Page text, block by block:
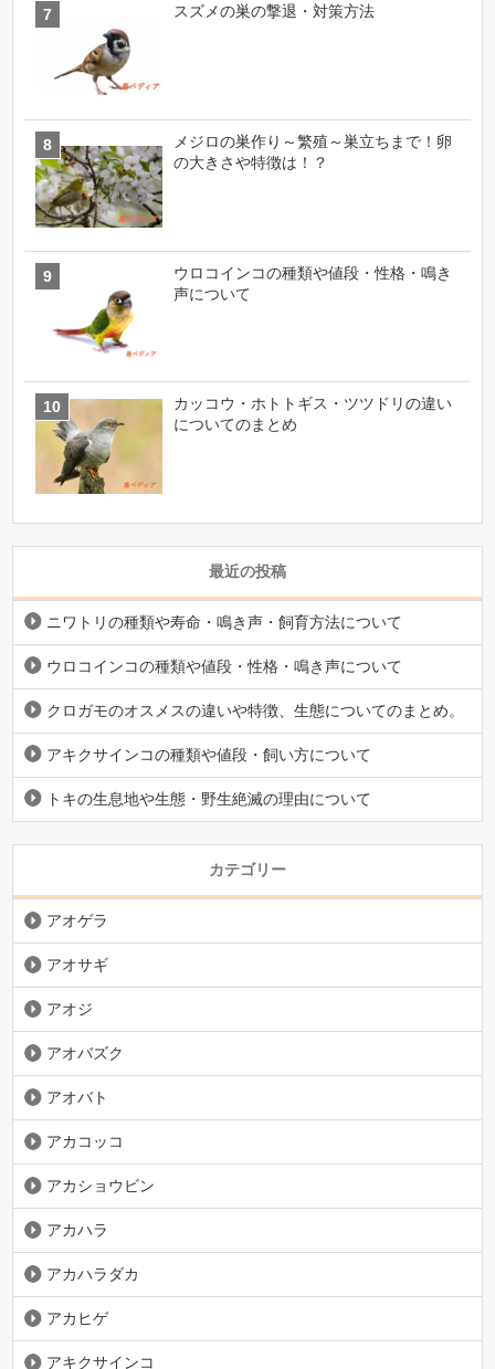
スズメの巣の撃退・対策方法
メジロの巣作り～繁殖～巣立ちまで！卵
の大きさや特徴は！？
ウロコインコの種類や値段・性格・鳴き
声について
カッコウ・ホトトギス・ツツドリの違い
についてのまとめ
最近の投稿
ニワトリの種類や寿命・鳴き声・飼育方法について
ウロコインコの種類や値段・性格・鳴き声について
クロガモのオスメスの違いや特徴、生態についてのまとめ。
アキクサインコの種類や値段・飼い方について
トキの生息地や生態・野生絶滅の理由について
カテゴリー
アオゲラ
アオサギ
アオジ
アオバズク
アオバト
アカコッコ
アカショウビン
アカハラ
アカハラダカ
アカヒゲ
アキクサインコ